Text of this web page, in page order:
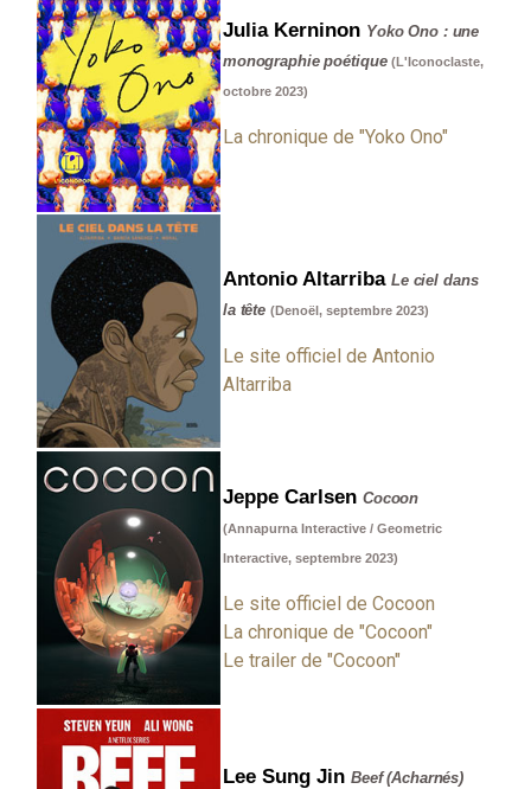
Julia Kerninon Yoko Ono : une
monographie poétique(L'Iconoclaste,
octobre 2023)
La chronique de "Yoko Ono"
Antonio Altarriba Le ciel dans
la tête (Denoël, septembre 2023)
Le site officiel de Antonio
Altarriba
Jeppe Carlsen Cocoon
(Annapurna Interactive / Geometric
Interactive, septembre 2023)
Le site officiel de Cocoon
La chronique de "Cocoon"
Le trailer de "Cocoon"
Lee Sung Jin Beef (Acharnés)